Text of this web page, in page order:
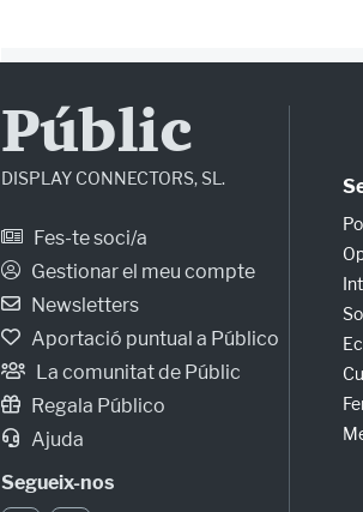
Públic
DISPLAY CONNECTORS, SL.
Fes-te soci/a
Gestionar el meu compte
Newsletters
Aportació puntual a Público
La comunitat de Públic
Regala Público
Ajuda
Segueix-nos